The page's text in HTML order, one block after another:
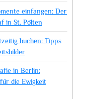
einfangen: Der
in St. Pölten
buchen: Tipps
in Berlin:
die Ewigkeit